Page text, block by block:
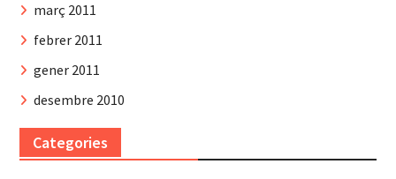
març 2011
febrer 2011
gener 2011
desembre 2010
Categories